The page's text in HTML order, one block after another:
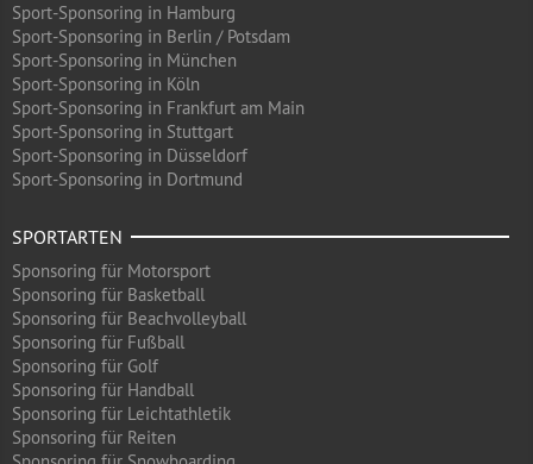
Sport-Sponsoring in Hamburg
Sport-Sponsoring in Berlin / Potsdam
Sport-Sponsoring in München
Sport-Sponsoring in Köln
Sport-Sponsoring in Frankfurt am Main
Sport-Sponsoring in Stuttgart
Sport-Sponsoring in Düsseldorf
Sport-Sponsoring in Dortmund
SPORTARTEN
Sponsoring für Motorsport
Sponsoring für Basketball
Sponsoring für Beachvolleyball
Sponsoring für Fußball
Sponsoring für Golf
Sponsoring für Handball
Sponsoring für Leichtathletik
Sponsoring für Reiten